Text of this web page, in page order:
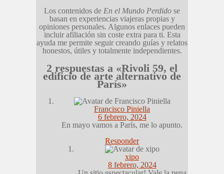
Los contenidos de En el Mundo Perdido se
basan en experiencias viajeras propias y
opiniones personales. Algunos enlaces pueden
incluir afiliación sin coste extra para ti. Esta
ayuda me permite seguir creando guías y relatos
honestos, útiles y totalmente independientes.
2 respuestas a «Rivoli 59, el
edificio de arte alternativo de
París»
Francisco Piniella
6 febrero, 2024
En mayo vamos a París, me lo apunto.
Responder
xipo
8 febrero, 2024